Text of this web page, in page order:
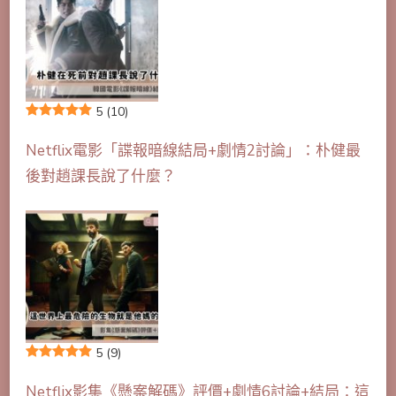
5 (10)
Netflix電影「諜報暗線結局+劇情2討論」：朴健最
後對趙課長說了什麼？
5 (9)